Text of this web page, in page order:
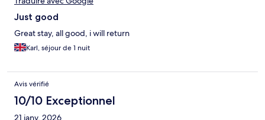
Just good
Great stay, all good, i will return
Karl, séjour de 1 nuit
Avis vérifié
10/10 Exceptionnel
21 janv. 2026